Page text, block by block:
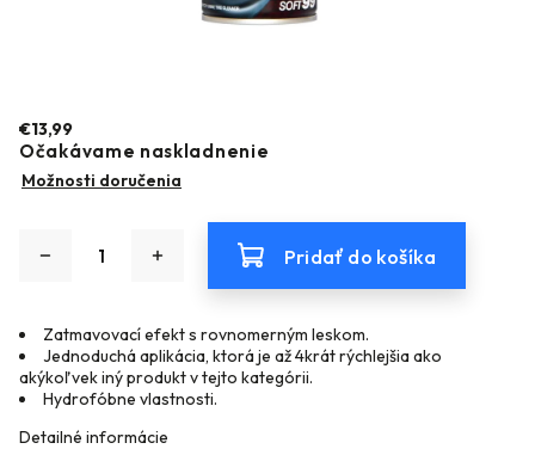
€13,99
Očakávame naskladnenie
Možnosti doručenia
Pridať do košíka
Zatmavovací efekt s rovnomerným leskom.
Jednoduchá aplikácia, ktorá je až 4krát rýchlejšia ako
akýkoľvek iný produkt v tejto kategórii.
Hydrofóbne vlastnosti.
Detailné informácie